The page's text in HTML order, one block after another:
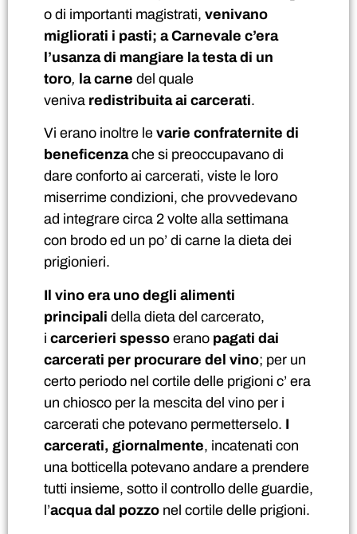
o di importanti magistrati, venivano
migliorati i pasti; a Carnevale c’era
l’usanza di mangiare la testa di un
toro, la carne del quale
veniva redistribuita ai carcerati.
Vi erano inoltre le varie confraternite di
beneficenzache si preoccupavano di
dare conforto ai carcerati, viste le loro
miserrime condizioni, che provvedevano
ad integrare circa 2 volte alla settimana
con brodo ed un po’ di carne la dieta dei
prigionieri.
Il vino era uno degli alimenti
principali della dieta del carcerato,
i carcerieri spesso erano pagati dai
carcerati per procurare del vino; per un
certo periodo nel cortile delle prigioni c’ era
un chiosco per la mescita del vino per i
carcerati che potevano permetterselo. I
carcerati, giornalmente, incatenati con
una botticella potevano andare a prendere
tutti insieme, sotto il controllo delle guardie,
l’acqua dal pozzo nel cortile delle prigioni.